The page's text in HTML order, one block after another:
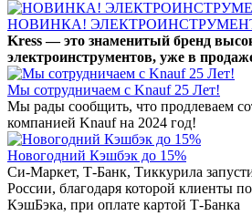
НОВИНКА!
Kress — это знаменитый бренд
электроинструментов, уже в
Мы сотрудничаем с Knauf 25 Лет!
Мы рады сообщить, что продлеваем
компанией Knauf на 2024 год!
Новогодний Кэшбэк до 15%
Си-Маркет, Т-Банк, Тиккурила
России, благодаря которой клиенты
КэшБэка, при оплате картой Т-Банка